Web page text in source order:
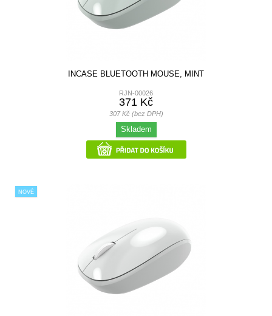
INCASE BLUETOOTH MOUSE, MINT
RJN-00026
371 Kč
307 Kč (bez DPH)
Skladem
NOVÉ